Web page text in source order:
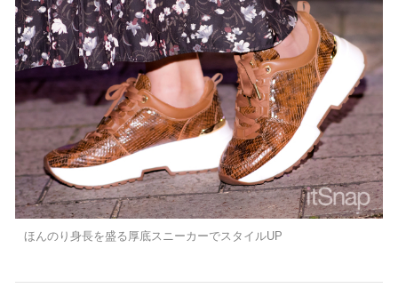
ほんのり身長を盛る厚底スニーカーでスタイルUP